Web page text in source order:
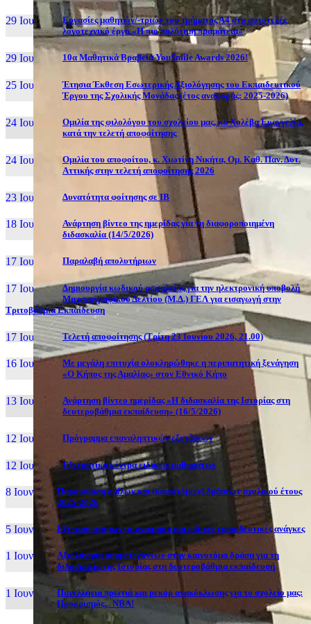
29 Ιουν, 26
Εργασίες μαθητών/-τριών του τμήματος Α4 στο αυτοτελές
λογοτεχνικό έργο «Η πιο πολύτιμη πραμάτεια»
29 Ιουν, 26 10α Μαθητικά Βραβεία YouSmile Awards 2026!
25 Ιουν, 26
Έτησια Έκθεση Εσωτερικής Αξιολόγησης του Εκπαιδευτικού
Έργου της Σχολικής Μονάδας (έτος αναφοράς: 2025-2026)
24 Ιουν, 26
Ομιλία της φιλολόγου του σχολείου μας, κα Χολέβα Ευαγγελία,
κατά την τελετή αποφοίτησης
24 Ιουν, 26
Ομιλία του αποφοίτου, κ. Χιωτίνη Νικήτα, Ομ. Καθ. Παν. Δυτ.
Αττικής στην τελετή αποφοίτησης 2026
23 Ιουν, 26 Δυνατότητα φοίτησης σε ΙΒ
18 Ιουν, 26
Ανάρτηση βίντεο της ημερίδας για τη διαφοροποιημένη
διδασκαλία (14/5/2026)
17 Ιουν, 26 Παραλαβή απολυτήριων
17 Ιουν, 26
Δημιουργία κωδικού ασφαλείας για την ηλεκτρονική υποβολή
Μηχανογραφικού Δελτίου (Μ.Δ.) ΓΕΛ για εισαγωγή στην
Τριτοβάθμια Εκπαίδευση
17 Ιουν, 26 Τελετή αποφοίτησης (Τρίτη 23 Ιουνίου 2026, 21.00)
16 Ιουν, 26
Με μεγάλη επιτυχία ολοκληρώθηκε η περιπατητική ξενάγηση
«Ο Κήπος της Αμαλίας» στον Εθνικό Κήπο
13 Ιουν, 26
Ανάρτηση βίντεο ημερίδας «Η διδασκαλία της Ιστορίας στη
δευτεροβάθμια εκπαίδευση» (16/5/2026)
12 Ιουν, 26 Πρόγραμμα επαναληπτικών εξετάσεων
12 Ιουν, 26 Εξεταστικά κέντρα ειδικών μαθημάτων
8 Ιουν, 26
Παρουσίαση ομίλων και (καινοτόμων) δράσεων σχολικού έτους
2025-2026
5 Ιουν, 26 Εξέταση ατόμων με αναπηρία και ειδικές εκπαιδευτικές ανάγκες
1 Ιουν, 26
Αξιολόγηση συμμετεχόντων στην καινοτόμα δράση για τη
διδασκαλία της Ιστορίας στη δευτεροβάθμια εκπαίδευση
1 Ιουν, 26
Πανελλήνια πρωτιά και ρεκόρ ανακύκλωσης για το σχολείο μας:
Προορισμός... NBA!